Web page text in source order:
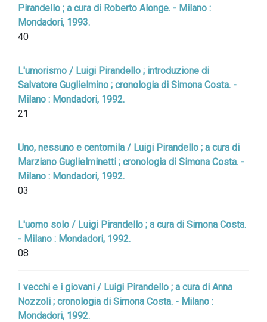
Pirandello ; a cura di Roberto Alonge. - Milano :
Mondadori, 1993.
40
L'umorismo / Luigi Pirandello ; introduzione di
Salvatore Guglielmino ; cronologia di Simona Costa. -
Milano : Mondadori, 1992.
21
Uno, nessuno e centomila / Luigi Pirandello ; a cura di
Marziano Guglielminetti ; cronologia di Simona Costa. -
Milano : Mondadori, 1992.
03
L'uomo solo / Luigi Pirandello ; a cura di Simona Costa.
- Milano : Mondadori, 1992.
08
I vecchi e i giovani / Luigi Pirandello ; a cura di Anna
Nozzoli ; cronologia di Simona Costa. - Milano :
Mondadori, 1992.